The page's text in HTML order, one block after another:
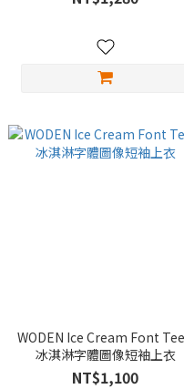
WODEN Ice Cream Font
冰淇淋字體圖像短袖上衣
NT$1,100